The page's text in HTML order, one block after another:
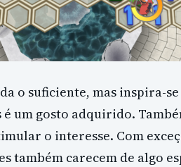
o suficiente, mas inspira-
é um gosto adquirido.
o interesse. Com
também carecem de algo